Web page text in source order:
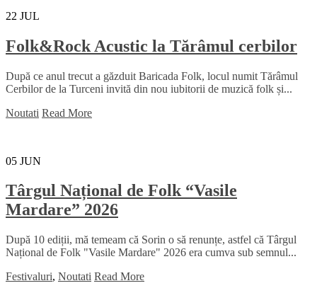
22 JUL
Folk&Rock Acustic la Tărâmul cerbilor
După ce anul trecut a găzduit Baricada Folk, locul numit Tărâmul
Cerbilor de la Turceni invită din nou iubitorii de muzică folk și...
Noutati Read More
05 JUN
Târgul Național de Folk “Vasile
Mardare” 2026
După 10 ediții, mă temeam că Sorin o să renunțe, astfel că Târgul
Național de Folk "Vasile Mardare" 2026 era cumva sub semnul...
Festivaluri, Noutati Read More